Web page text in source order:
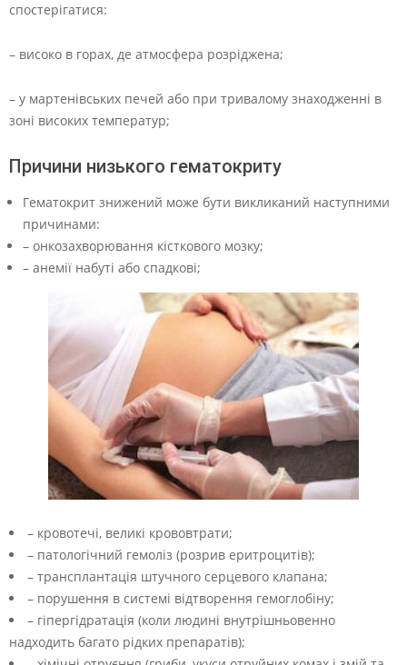
спостерігатися:
– високо в горах, де атмосфера розріджена;
– у мартенівських печей або при тривалому знаходженні в
зоні високих температур;
Причини низького гематокриту
Гематокрит знижений може бути викликаний наступними
причинами:
– онкозахворювання кісткового мозку;
– анемії набуті або спадкові;
– кровотечі, великі крововтрати;
– патологічний гемоліз (розрив еритроцитів);
– трансплантація штучного серцевого клапана;
– порушення в системі відтворення гемоглобіну;
– гіпергідратація (коли людині внутрішньовенно
надходить багато рідких препаратів);